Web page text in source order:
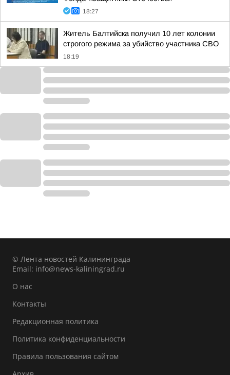
18:27
Житель Балтийска получил 10 лет колонии
строгого режима за убийство участника СВО
18:19
© Лента новостей Калининграда
Email: info@news-kaliningrad.ru
О нас
Контакты
Редакционная политика
Политика конфиденциальности
Правила пользования сайтом